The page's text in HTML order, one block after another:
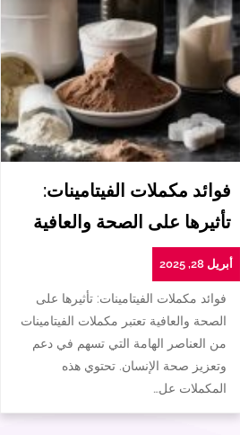
فوائد مكملات الفيتامينات:
تأثيرها على الصحة والعافية
أبريل 28, 2025
فوائد مكملات الفيتامينات: تأثيرها على
الصحة والعافية تعتبر مكملات الفيتامينات
من العناصر الهامة التي تسهم في دعم
وتعزيز صحة الإنسان. تحتوي هذه
المكملات عل…